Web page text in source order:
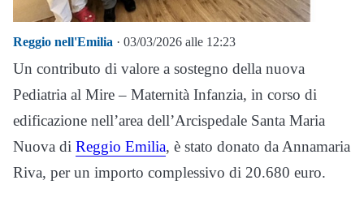
Reggio nell'Emilia · 03/03/2026 alle 12:23
Un contributo di valore a sostegno della nuova
Pediatria al Mire – Maternità Infanzia, in corso di
edificazione nell’area dell’Arcispedale Santa Maria
Nuova di Reggio Emilia, è stato donato da Annamaria
Riva, per un importo complessivo di 20.680 euro.